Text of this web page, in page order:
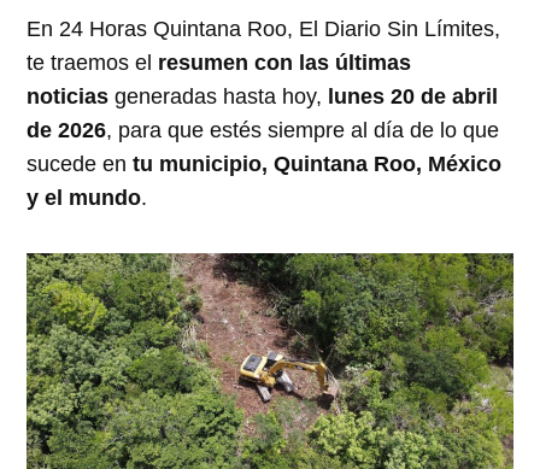
En 24 Horas Quintana Roo, El Diario Sin Límites,
te traemos el resumen con las últimas
noticias generadas hasta hoy, lunes 20 de abril
de 2026, para que estés siempre al día de lo que
sucede entu municipio, Quintana Roo, México
y el mundo.